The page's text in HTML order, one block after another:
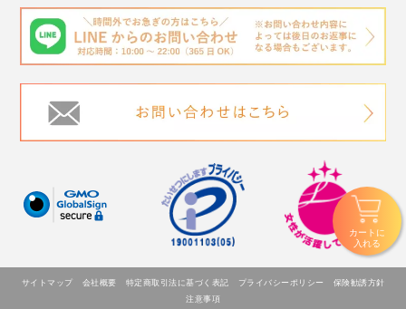
カートに
入れる
サイトマップ 会社概要 特定商取引法に基づく表記 プライバシーポリシー
保険勧誘方針
注意事項